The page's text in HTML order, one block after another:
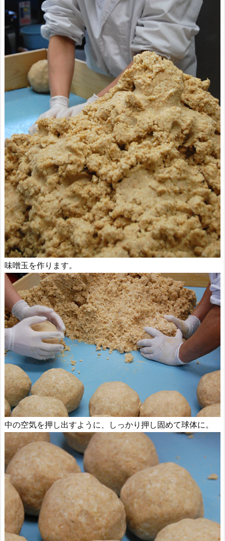
味噌玉を作ります。
中の空気を押し出すように、しっかり押し固めて球体に。